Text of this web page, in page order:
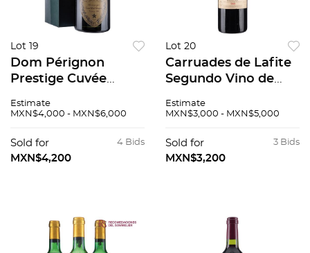
Lot 19
Dom Pérignon
Prestige Cuvée
Champagne, Francia
rose 1982
Estimate
MXN$4,000 - MXN$6,000
4 Bids
Sold for
MXN$4,200
Lot 20
Carruades de Lafite
Segundo Vino de
Cosecha: 1985
Nivel: en el cuello 90
/ 100
Estimate
MXN$3,000 - MXN$5,000
3 Bids
Sold for
MXN$3,200